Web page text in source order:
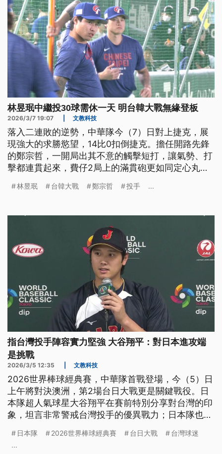
林昱珉中繼投30球需休一天 明台韓大戰無緣登板
2026/3/7 19:07 文教科技
落入二連敗的逆勢，中華隊今（7）日對上捷克，展
現強大的求勝慾望，14比0扣倒捷克。擔任開路先鋒
的鄭宗哲，一開局出其不意的觸擊短打，讓氣勢、打
擊都連貫起來，費仔2局上的滿貫砲更如同定心丸，
國隊。這場台捷大戰，行政院長卓榮泰也低調親赴現
次有現任行政院長赴日，格外引起關注。
林昱珉 台韓大戰 鄭宗哲 投手 ...
指台灣投手陣容實力堅強 大谷翔平：對日本進攻端
是挑戰
2026/3/5 12:35 文教科技
2026世界棒球經典賽，中華隊首戰登場，今（5）日
上午將對決澳洲，第2場台日大戰更是關鍵戰役。日
本隊超人氣球星大谷翔平在賽前特別分享對台灣的印
象，坦言非常警戒台灣投手的優異戰力；日本隊也確
日本隊 2026世界棒球經典賽 台日大戰
台灣球迷
...